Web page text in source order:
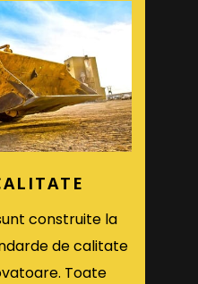
construite la
de calitate
Toate